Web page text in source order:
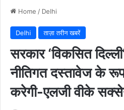
Home / Delhi
Delhi ताज़ा तरीन खबरें
सरकार ‘विकसित
नीतिगत दस्तावेज के
करेगी-एलजी वीके